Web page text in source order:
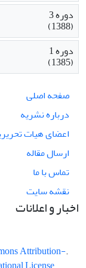
دوره 3
(1388)
دوره 1
(1385)
صفحه اصلی
درباره نشریه
اعضای هیات
ارسال مقاله
تماس با ما
نقشه سایت
اخبار و اعلانات
.This work is licensed under a
Attribution-